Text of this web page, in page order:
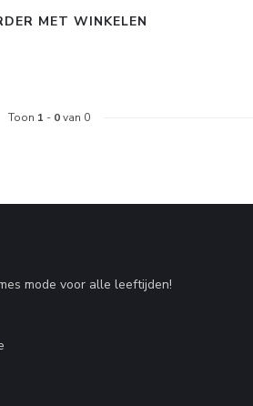
MET WINKELEN
Toon 1 - 0van 0
mode voor alle leeftijden!